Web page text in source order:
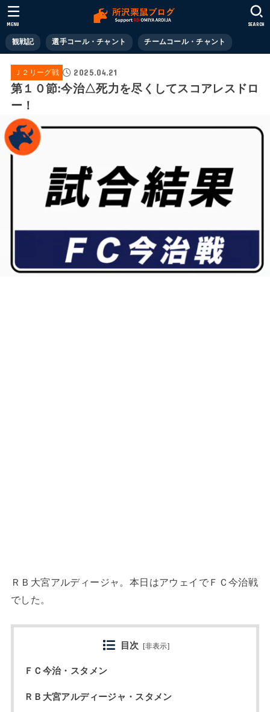
観戦記 選手コール・チャント チームコール・チャント
SEARCH
MENU
Ｊ２リーグ戦 2025.04.21
第１０節:今治△死力を尽くしてスコアレスドロ
ー！
ＲＢ大宮アルディージャ。本日はアウェイでＦＣ今治戦
でした。
目次 [非表示]
ＦＣ今治・スタメン
ＲＢ大宮アルディージャ・スタメン